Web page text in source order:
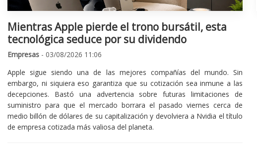
Mientras Apple pierde el trono bursátil, esta
tecnológica seduce por su dividendo
Empresas - 03/08/2026 11:06
Apple sigue siendo una de las mejores compañías del mundo. Sin
embargo, ni siquiera eso garantiza que su cotización sea inmune a las
decepciones. Bastó una advertencia sobre futuras limitaciones de
suministro para que el mercado borrara el pasado viernes cerca de
medio billón de dólares de su capitalización y devolviera a Nvidia el título
de empresa cotizada más valiosa del planeta.